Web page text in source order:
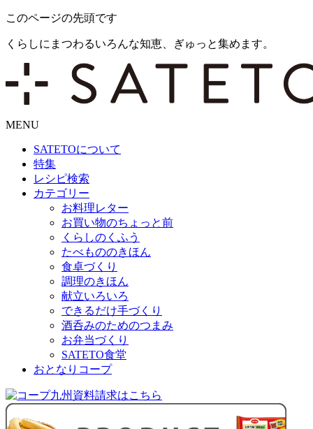
このページの先頭です
くらしにまつわるいろんな知恵、ぎゅっと集めます。
MENU
SATETOについて
特集
レシピ検索
カテゴリー
お料理レター
お買い物のちょっと前
くらしのくふう
たべもののきほん
食卓づくり
調理のきほん
献立いろいろ
できるだけ手づくり
酒呑みのためのつまみ
お弁当づくり
SATETO食堂
おとなりコープ